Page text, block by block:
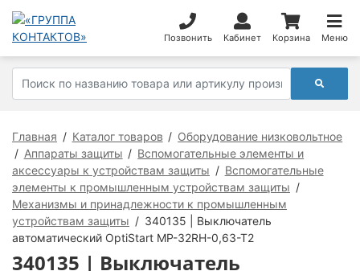
Позвонить Кабинет Корзина Меню
Главная Каталог товаров
Оборудование низковольтное
Аппараты защиты
Вспомогательные элементы и
аксессуары к устройствам защиты
Вспомогательные
элементы к промышленным устройствам защиты
Механизмы и принадлежности к промышленным
устройствам защиты
340135 | Выключатель
автоматический OptiStart MP-32RH-0,63-T2
340135 | Выключатель